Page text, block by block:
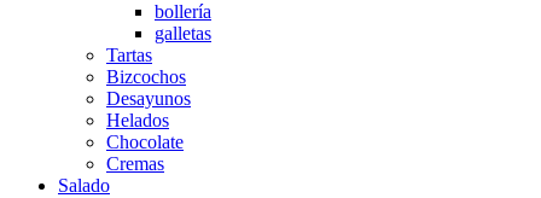
bollería
galletas
Tartas
Bizcochos
Desayunos
Helados
Chocolate
Cremas
Salado